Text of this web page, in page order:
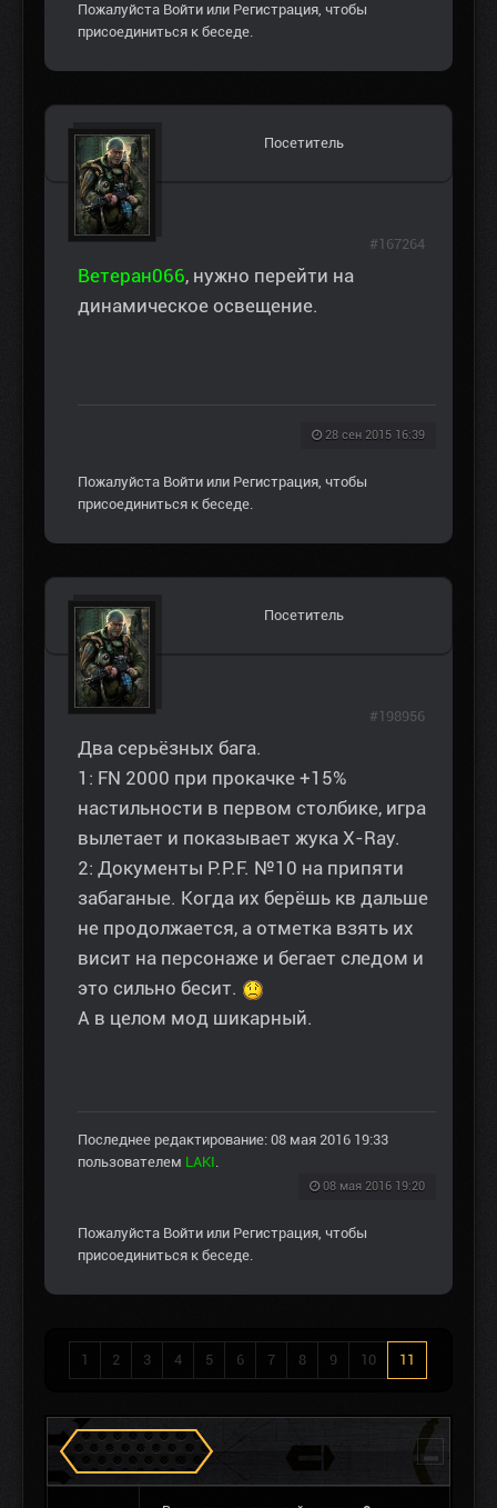
Пожалуйста Войти или Регистрация, чтобы
присоединиться к беседе.
Посетитель
Ветеран066, нужно перейти на
динамическое освещение.
28 сен 2015 16:39
#167264
Пожалуйста Войти или Регистрация, чтобы
присоединиться к беседе.
Посетитель
Два серьёзных бага.
1: FN 2000 при прокачке +15%
настильности в первом столбике, игра
вылетает и показывает жука X-Ray.
2: Документы P.P.F. №10 на припяти
забаганые. Когда их берёшь кв дальше
не продолжается, а отметка взять их
висит на персонаже и бегает следом и
это сильно бесит.
А в целом мод шикарный.
Последнее редактирование: 08 мая 2016 19:33
пользователем LAKI.
08 мая 2016 19:20
#198956
Пожалуйста Войти или Регистрация, чтобы
присоединиться к беседе.
1 2 3 4 5 6 7 8 9 10 11
Сталкеров в Зоне